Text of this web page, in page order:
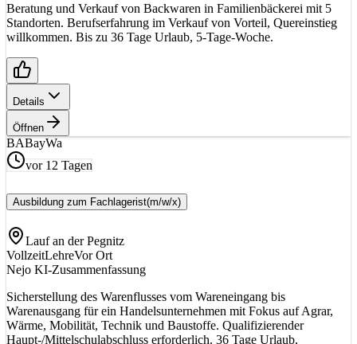
Beratung und Verkauf von Backwaren in Familienbäckerei mit 5
Standorten. Berufserfahrung im Verkauf von Vorteil, Quereinstieg
willkommen. Bis zu 36 Tage Urlaub, 5-Tage-Woche.
Details
Öffnen
BABayWa
vor 12 Tagen
Ausbildung zum Fachlagerist(m/w/x)
Lauf an der Pegnitz
VollzeitLehreVor Ort
Nejo KI-Zusammenfassung
Sicherstellung des Warenflusses vom Wareneingang bis
Warenausgang für ein Handelsunternehmen mit Fokus auf Agrar,
Wärme, Mobilität, Technik und Baustoffe. Qualifizierender
Haupt-/Mittelschulabschluss erforderlich. 36 Tage Urlaub,